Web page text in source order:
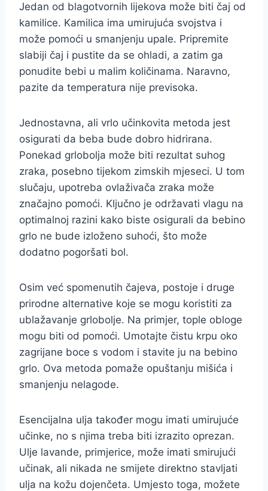
Jedan od blagotvornih lijekova može biti čaj od
kamilice. Kamilica ima umirujuća svojstva i
može pomoći u smanjenju upale. Pripremite
slabiji čaj i pustite da se ohladi, a zatim ga
ponudite bebi u malim količinama. Naravno,
pazite da temperatura nije previsoka.
Jednostavna, ali vrlo učinkovita metoda jest
osigurati da beba bude dobro hidrirana.
Ponekad grlobolja može biti rezultat suhog
zraka, posebno tijekom zimskih mjeseci. U tom
slučaju, upotreba ovlaživača zraka može
značajno pomoći. Ključno je održavati vlagu na
optimalnoj razini kako biste osigurali da bebino
grlo ne bude izloženo suhoći, što može
dodatno pogoršati bol.
Osim već spomenutih čajeva, postoje i druge
prirodne alternative koje se mogu koristiti za
ublažavanje grlobolje. Na primjer, tople obloge
mogu biti od pomoći. Umotajte čistu krpu oko
zagrijane boce s vodom i stavite ju na bebino
grlo. Ova metoda pomaže opuštanju mišića i
smanjenju nelagode.
Esencijalna ulja također mogu imati umirujuće
učinke, no s njima treba biti izrazito oprezan.
Ulje lavande, primjerice, može imati smirujući
učinak, ali nikada ne smijete direktno stavljati
ulja na kožu dojenčeta. Umjesto toga, možete